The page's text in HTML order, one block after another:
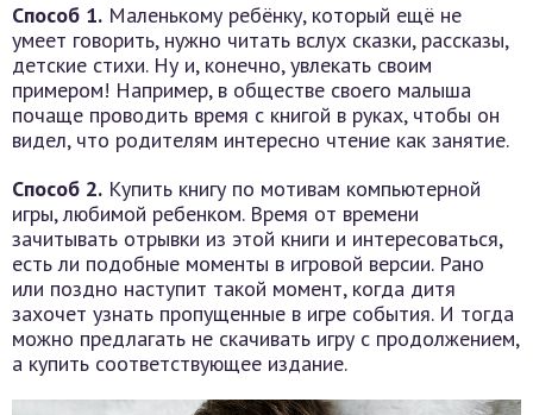
Способ 1. Маленькому ребёнку, который ещё не
умеет говорить, нужно читать вслух сказки, рассказы,
детские стихи. Ну и, конечно, увлекать своим
примером! Например, в обществе своего малыша
почаще проводить время с книгой в руках, чтобы он
видел, что родителям интересно чтение как занятие.
Способ 2. Купить книгу по мотивам компьютерной
игры, любимой ребенком. Время от времени
зачитывать отрывки из этой книги и интересоваться,
есть ли подобные моменты в игровой версии. Рано
или поздно наступит такой момент, когда дитя
захочет узнать пропущенные в игре события. И тогда
можно предлагать не скачивать игру с продолжением,
а купить соответствующее издание.